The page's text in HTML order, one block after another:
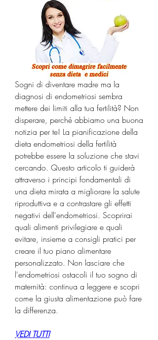
Sogni di diventare madre ma la
diagnosi di endometriosi sembra
mettere dei limiti alla tua fertilità? Non
disperare, perché abbiamo una buona
notizia per te! La pianificazione della
dieta endometriosi della fertilità
potrebbe essere la soluzione che stavi
cercando. Questo articolo ti guiderà
attraverso i principi fondamentali di
una dieta mirata a migliorare la salute
riproduttiva e a contrastare gli effetti
negativi dell'endometriosi. Scoprirai
quali alimenti privilegiare e quali
evitare, insieme a consigli pratici per
creare il tuo piano alimentare
personalizzato. Non lasciare che
l'endometriosi ostacoli il tuo sogno di
maternità: continua a leggere e scopri
come la giusta alimentazione può fare
la differenza.
VEDI TUTTI